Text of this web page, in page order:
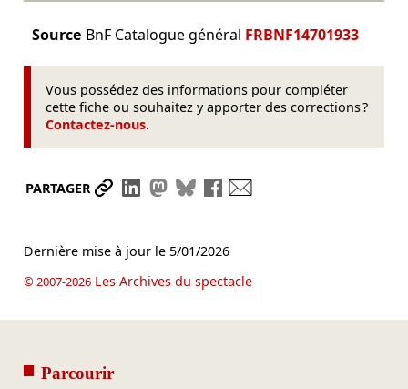
Source BnF Catalogue général FRBNF14701933
Vous possédez des informations pour compléter
cette fiche ou souhaitez y apporter des corrections ?
Contactez-nous.
PARTAGER Partager le lien
Partager sur LinkedIn
Partager sur Mastodon
Partager sur Bluesky
Partager sur Facebook
Dernière mise à jour le 5/01/2026
© 2007-2026Les Archives du spectacle
Parcourir